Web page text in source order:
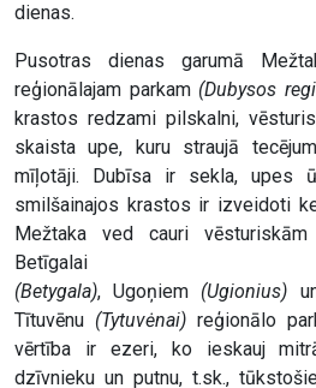
dienas.
Pusotras dienas garumā
reģionālajam parkam (Dubysos
krastos redzami pilskalni,
skaista upe, kuru straujā
mīļotāji. Dubīsa ir sekla, upes
smilšainajos krastos ir izveidoti
Mežtaka ved cauri
Betīgalai
(Betygala), Ugoņiem (Ugionius)
Tītuvēnu (Tytuvėnai)reģionālo
vērtība ir ezeri, ko ieskauj
dzīvnieku un putnu, t.sk.,